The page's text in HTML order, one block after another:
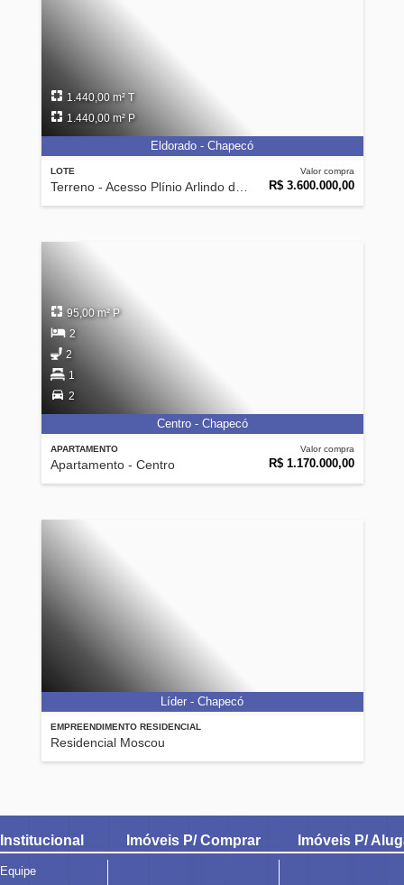
LOTE Valor compra
R$ 3.600.000,00
1.440,00 m² T
1.440,00 m² P
Eldorado - Chapecó
APARTAMENTO
Apartamento - Centro
Valor compra
R$ 1.170.000,00
95,00 m² P
2
2
1
2
Centro - Chapecó
EMPREENDIMENTO RESIDENCIAL
Residencial Moscou
Líder - Chapecó
Institucional
Equipe
Imóveis P/ Comprar Imóveis P/